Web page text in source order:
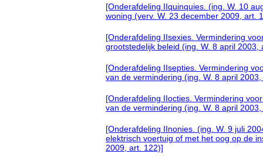
[Onderafdeling IIquinquies. (ing. W. 10
woning (verv. W. 23 december 2009, art.
[Onderafdeling IIsexies. Vermindering
grootstedelijk beleid (ing. W. 8 april 2003,
[Onderafdeling IIsepties. Vermindering
van de vermindering (ing. W. 8 april
[Onderafdeling IIocties. Vermindering
van de vermindering (ing. W. 8 april
[Onderafdeling IInonies. (ing. W. 9 juli
elektrisch voertuig of met het oog op de
2009, art. 122)]